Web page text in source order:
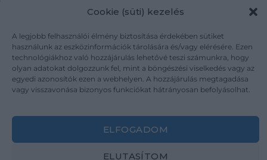
Cookie (süti) kezelés
A legjobb felhasználói élmény biztosítása érdekében sütiket
használunk az eszközinformációk tárolására és/vagy elérésére. Ezen
technológiákhoz való hozzájárulás lehetővé teszi számunkra, hogy
olyan adatokat dolgozzunk fel, mint a böngészési viselkedés vagy az
egyedi azonosítók ezen a webhelyen. A hozzájárulás megtagadása
vagy visszavonása bizonyos funkciókat hátrányosan befolyásolhat.
ELFOGADOM
ELUTASÍTOM
Karrier
Kapcsolat
Áraink
Adatvédelem
Impresszum